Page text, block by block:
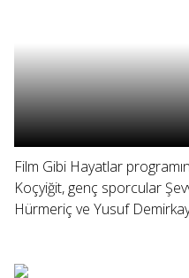
Film Gibi Hayatlar
Koçyiğit, genç sporcular
Hürmeriç ve Yusuf